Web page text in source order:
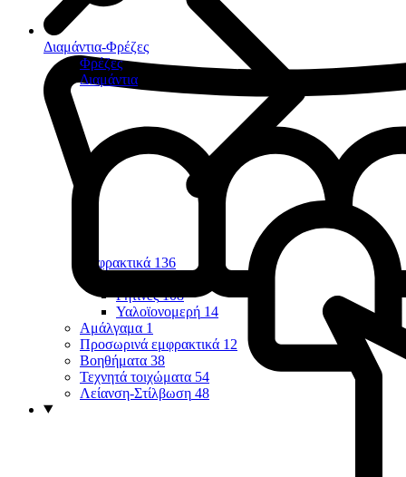
Διαμάντια-Φρέζες
Φρέζες
Διαμάντια
Εμφρακτικά 136
Ρητίνες 108
Υαλοϊονομερή 14
Αμάλγαμα 1
Προσωρινά εμφρακτικά 12
Βοηθήματα 38
Τεχνητά τοιχώματα 54
Λείανση-Στίλβωση 48